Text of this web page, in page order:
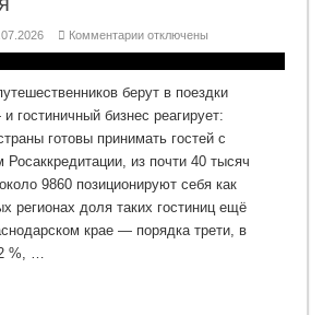
Комментариик
pet‑friendly:
растёт,
рынок
подстраивается
отключены
берут в поездки
бизнес реагирует:
готовы принимать гостей с
из почти 40 тысяч
9860 позиционируют себя как
регионах доля таких гостиниц ещё
крае — порядка трети, в
%, …